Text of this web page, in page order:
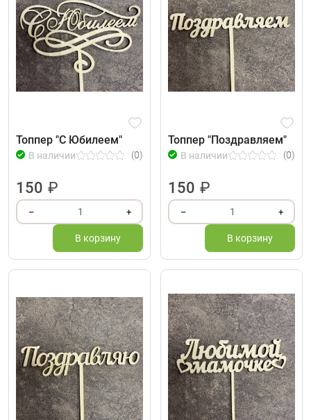
Топпер "С Юбилеем"
В наличии (0)
150 ₽
– 1 +
В корзину
Топпер "Поздравляем"
В наличии (0)
150 ₽
– 1 +
В корзину